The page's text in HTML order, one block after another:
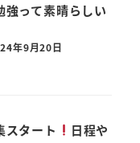
強って素晴らしい
年9月20日
スタート
日程や